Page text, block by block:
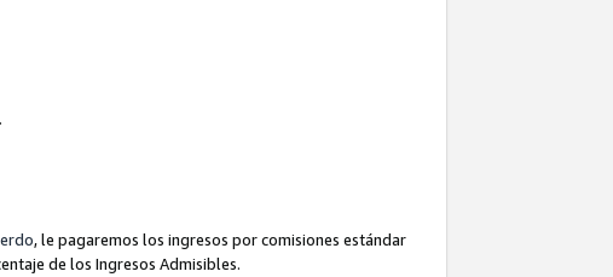
, le pagaremos los ingresos por comisiones estándar
de los Ingresos Admisibles.